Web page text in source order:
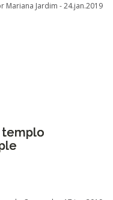
Mariana Jardim -24.jan.2019
templo